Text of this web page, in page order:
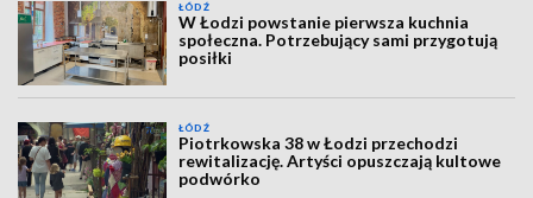
ŁÓDŹ
W Łodzi powstanie pierwsza kuchnia
społeczna. Potrzebujący sami przygotują
posiłki
ŁÓDŹ
Piotrkowska 38 w Łodzi przechodzi
rewitalizację. Artyści opuszczają kultowe
podwórko